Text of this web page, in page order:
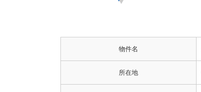
物件名
所在地